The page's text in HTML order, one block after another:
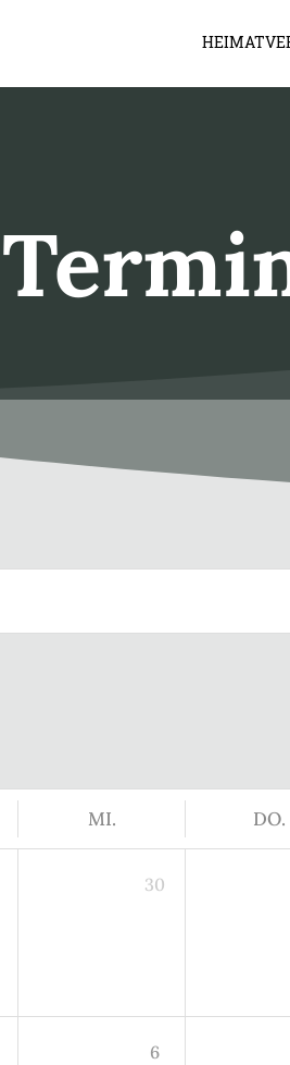
MI. DO.
30
6